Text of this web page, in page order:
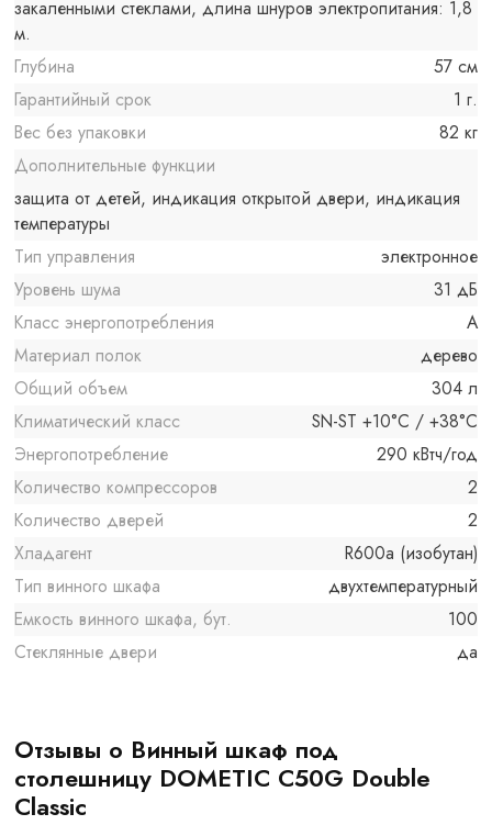
закаленными стеклами, длина шнуров электропитания: 1,8
м.
Глубина
57 см
Гарантийный срок
1 г.
Вес без упаковки
82 кг
Дополнительные функции
защита от детей, индикация открытой двери, индикация
температуры
Тип управления
электронное
Уровень шума
31 дБ
Класс энергопотребления
A
Материал полок
дерево
Общий объем
304 л
Климатический класс
SN-ST +10°C / +38°C
Энергопотребление
290 кВтч/год
Количество компрессоров
2
Количество дверей
2
Хладагент
R600a (изобутан)
Тип винного шкафа
двухтемпературный
Емкость винного шкафа, бут.
100
Стеклянные двери
да
Отзывы о Винный шкаф под
столешницу DOMETIC C50G Double
Classic